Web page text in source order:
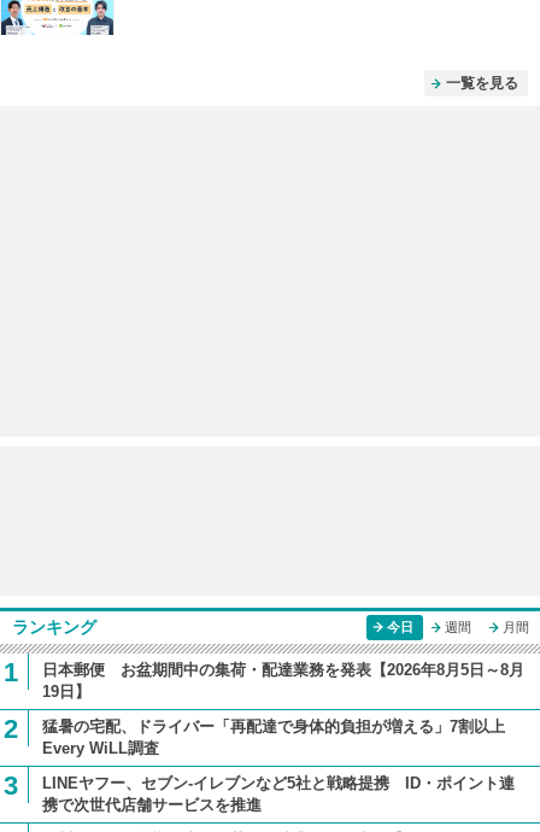
一覧を見る
ランキング 今日 週間 月間
1
日本郵便 お盆期間中の集荷・配達業務を発表【2026年8月5日～8月
19日】
2
猛暑の宅配、ドライバー「再配達で身体的負担が増える」7割以上
Every WiLL調査
3
LINEヤフー、セブン-イレブンなど5社と戦略提携 ID・ポイント連
携で次世代店舗サービスを推進